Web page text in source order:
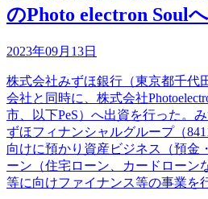
のPhoto electron Soul
2023年09月13日
株式会社みずほ銀行（東京都千代
会社と同時に、株式会社
市、以下PeS）へ出資を行った。
ずほフィナンシャルグループ（
向けに預かり資産ビジネス（預金
ーン（住宅ローン、カードローン
等に向けファイナンス等の事業を